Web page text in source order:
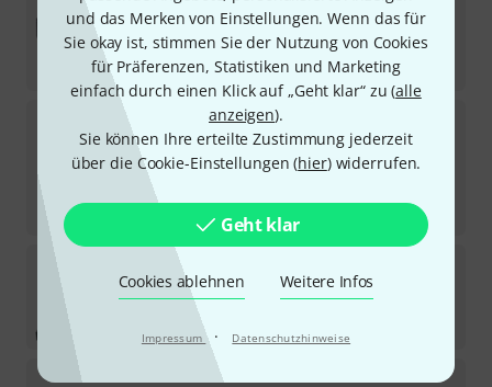
und das Merken von Einstellungen. Wenn das für
Sie okay ist, stimmen Sie der Nutzung von Cookies
für Präferenzen, Statistiken und Marketing
einfach durch einen Klick auf „Geht klar“ zu (alle
anzeigen).
Sie können Ihre erteilte Zustimmung jederzeit
über die Cookie-Einstellungen (hier) widerrufen.
Geht klar
Cookies ablehnen Weitere Infos
Impressum · Datenschutzhinweise
Sofort lieferbar
589 €
UVP: 679 €
-13%
QLXD1 H51
7
Sofort lieferbar
489
SLXD4Q+E Beta58 S50 Bundle
Sofort lieferbar
BLX288/SM58 Combo T11